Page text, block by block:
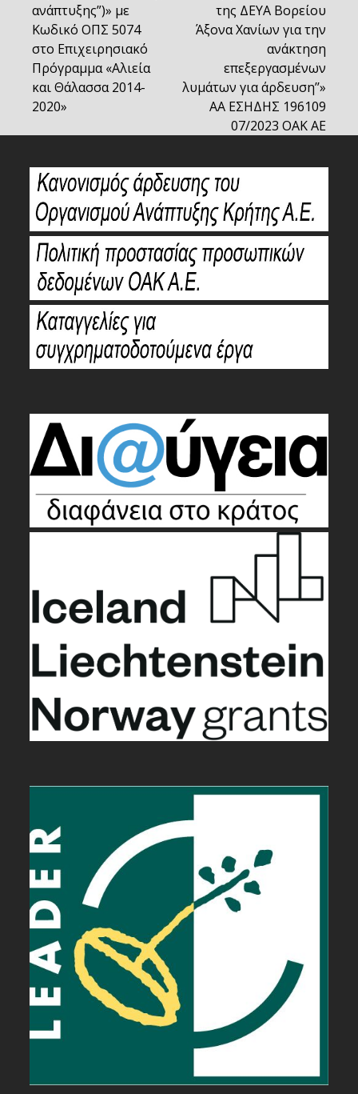
ανάπτυξης”)» με
Κωδικό ΟΠΣ 5074
στο Επιχειρησιακό
Πρόγραμμα «Αλιεία
και Θάλασσα 2014-
2020»
της ΔΕΥΑ Βορείου
Άξονα Χανίων για την
ανάκτηση
επεξεργασμένων
λυμάτων για άρδευση’’»
ΑΑ ΕΣΗΔΗΣ 196109
07/2023 ΟΑΚ ΑΕ